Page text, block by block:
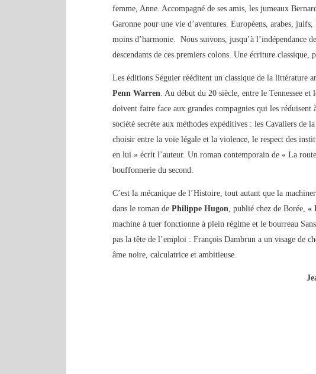
femme, Anne. Accompagné de ses amis, les jumeaux
Garonne pour une vie d’aventures. Européens, arabes,
moins d’harmonie. Nous suivons, jusqu’à l’indépendance
descendants de ces premiers colons. Une écriture classique,
Les éditions Séguier rééditent un classique de la littérature
Penn Warren. Au début du 20 siècle, entre le Tennessee
doivent faire face aux grandes compagnies qui les réduisent
société secrète aux méthodes expéditives : les Cavaliers
choisir entre la voie légale et la violence, le respect des
en lui » écrit l’auteur. Un roman contemporain de « La
bouffonnerie du second.
C’est la mécanique de l’Histoire, tout autant que la
dans le roman dePhilippe Hugon, publié chez de Borée,«
machine à tuer fonctionne à plein régime et le bourreau
pas la tête de l’emploi : François Dambrun a un visage de
âme noire, calculatrice et ambitieuse.